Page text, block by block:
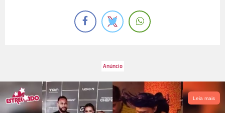
Leia mais